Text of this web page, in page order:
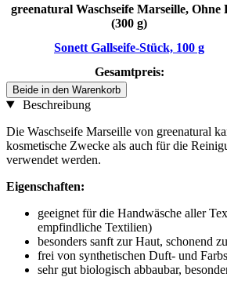
greenatural Waschseife Marseille, Ohne
(300 g)
Sonett Gallseife-Stück, 100 g
Gesamtpreis:
Beide in den Warenkorb
Beschreibung
Die Waschseife Marseille von greenatural
kosmetische Zwecke als auch für die
verwendet werden.
Eigenschaften:
geeignet für die Handwäsche aller
empfindliche Textilien)
besonders sanft zur Haut, schonend
frei von synthetischen Duft- und
sehr gut biologisch abbaubar,